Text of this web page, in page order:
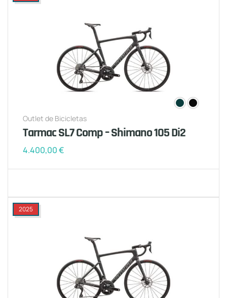
Outlet de Bicicletas
Tarmac SL7 Comp – Shimano 105 Di2
4.400,00€
2025